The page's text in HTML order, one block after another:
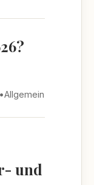
•Allgemein
und